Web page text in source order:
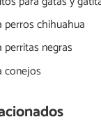
perros chihuahua
negras
conejos